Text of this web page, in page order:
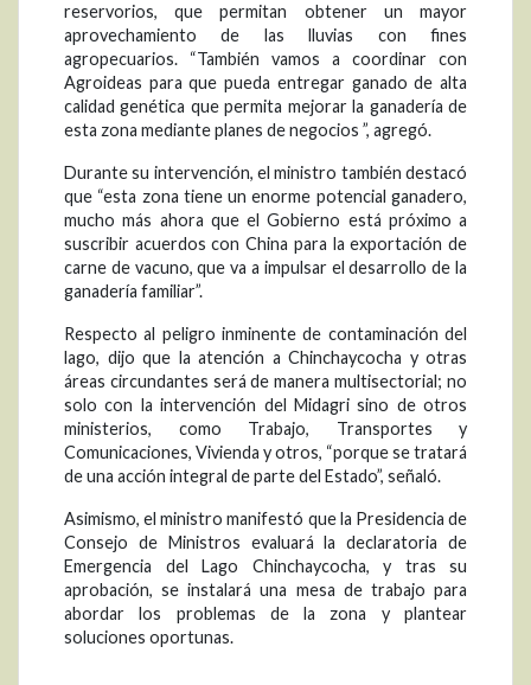
reservorios, que permitan obtener un mayor
aprovechamiento de las lluvias con fines
agropecuarios. “También vamos a coordinar con
Agroideas para que pueda entregar ganado de alta
calidad genética que permita mejorar la ganadería de
esta zona mediante planes de negocios ”, agregó.
Durante su intervención, el ministro también destacó
que “esta zona tiene un enorme potencial ganadero,
mucho más ahora que el Gobierno está próximo a
suscribir acuerdos con China para la exportación de
carne de vacuno, que va a impulsar el desarrollo de la
ganadería familiar”.
Respecto al peligro inminente de contaminación del
lago, dijo que la atención a Chinchaycocha y otras
áreas circundantes será de manera multisectorial; no
solo con la intervención del Midagri sino de otros
ministerios, como Trabajo, Transportes y
Comunicaciones, Vivienda y otros, “porque se tratará
de una acción integral de parte del Estado”, señaló.
Asimismo, el ministro manifestó que la Presidencia de
Consejo de Ministros evaluará la declaratoria de
Emergencia del Lago Chinchaycocha, y tras su
aprobación, se instalará una mesa de trabajo para
abordar los problemas de la zona y plantear
soluciones oportunas.